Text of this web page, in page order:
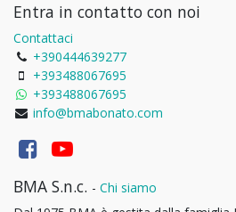
Entra in contatto con noi
Contattaci
+390444639277
+393488067695
+393488067695
info@bmabonato.com
BMA S.n.c. - Chi siamo